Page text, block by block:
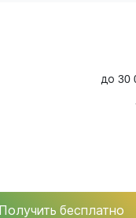
до 30
Получить бесплатно